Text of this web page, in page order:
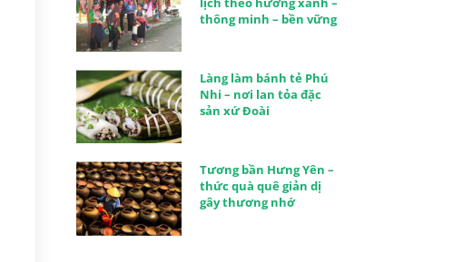
thông minh – bền vững
Làng làm bánh tẻ Phú
Nhi – nơi lan tỏa đặc
sản xứ Đoài
Tương bần Hưng Yên –
thức quà quê giản dị
gây thương nhớ